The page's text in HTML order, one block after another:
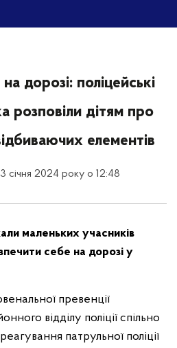
дорозі: поліцейські
розповіли дітям про
елементів
січня 2024 року о 12:48
маленьких учасників
себе на дорозі у
превенції
відділу поліції спільно
патрульної поліції